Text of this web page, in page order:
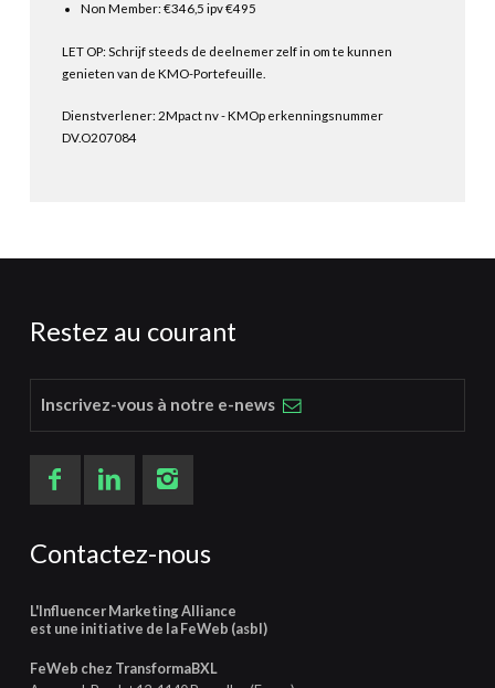
Non Member: €346,5 ipv €495
LET OP: Schrijf steeds de deelnemer zelf in om te kunnen
genieten van de KMO-Portefeuille.
Dienstverlener: 2Mpact nv - KMOp erkenningsnummer
DV.O207084
Restez au courant
Inscrivez-vous à notre e-news
Contactez-nous
L'Influencer Marketing Alliance
est une initiative de la FeWeb (asbl)
FeWeb chez TransformaBXL